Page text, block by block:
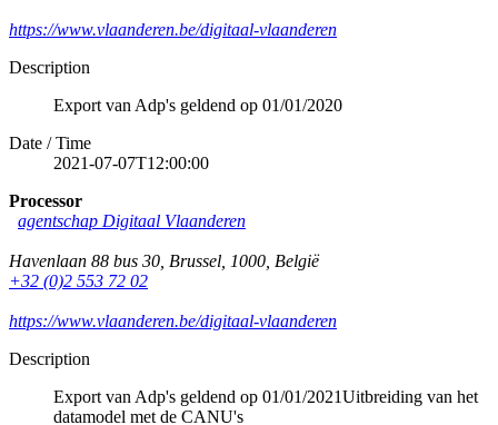
https://www.vlaanderen.be/digitaal-vlaanderen
Description
Export van Adp's geldend op 01/01/2020
Date / Time
2021-07-07T12:00:00
Processor
agentschap Digitaal Vlaanderen
Havenlaan 88 bus 30 Brussel 1000 België
+32 (0)2 553 72 02
https://www.vlaanderen.be/digitaal-vlaanderen
Description
Export van Adp's geldend op 01/01/2021Uitbreiding van het
datamodel met de CANU's